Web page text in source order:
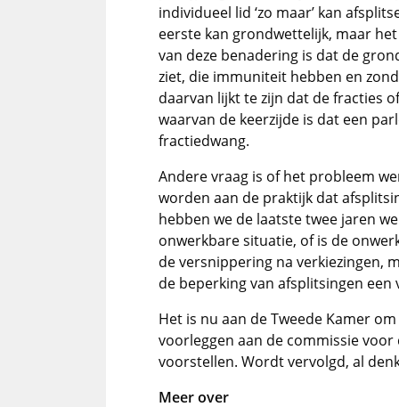
individueel lid ‘zo maar’ kan
eerste kan grondwettelijk, maar
van deze benadering is dat de
ziet, die immuniteit hebben en
daarvan lijkt te zijn dat de fracties
waarvan de keerzijde is dat een
fractiedwang.
Andere vraag is of het probleem
worden aan de praktijk dat
hebben we de laatste twee jaren
onwerkbare situatie, of is de
de versnippering na verkiezingen,
de beperking van afsplitsingen een
Het is nu aan de Tweede Kamer
voorleggen aan de commissie
voorstellen. Wordt vervolgd, al
Meer over